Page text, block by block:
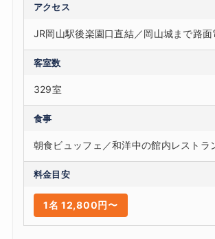
アクセス
JR岡山駅後楽園口直結／岡山城まで路
客室数
329室
食事
朝食ビュッフェ／和洋中の館内レストラ
料金目安
1名 12,800円〜